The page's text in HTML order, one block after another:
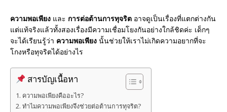
ความพอเพียง และ การต่อต้านการทุจริต อาจดูเป็นเรื่องที่แตกต่างกัน
แต่แท้จริงแล้วทั้งสองเรื่องมีความเชื่อมโยงกันอย่างใกล้ชิดค่ะ เด็กๆ
จะได้เรียนรู้ว่า ความพอเพียง นั้นช่วยให้เราไม่เกิดความอยากที่จะ
โกงหรือทุจริตได้อย่างไร
สารบัญเนื้อหา
ความพอเพียงคืออะไร?
ทำไมความพอเพียงจึงช่วยต่อต้านการทุจริต?